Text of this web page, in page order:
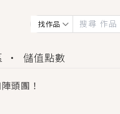
找作品
儲值點數
頭團！
獨享福利！